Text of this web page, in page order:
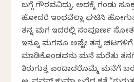
ಬಗ್ಗೆ ಗೌರವವಿದ್ದು, ಅದಕ್ಕೆ ಗಂಡು
ಹೋದರೆ ಇಂಥವೆಲ್ಲಾ ಘಟಿಸಿ
ತನ್ನ ಮಗ ಇದರಲ್ಲಿ ಸಂಪೂರ್ಣ
ಇನ್ನೂ ಮಗನೂ ಅಷ್ಟೇ ತನ್ನ
ಮಾಡಿಕೊಂಡವನು ಮನೆ ಮರೆತು
ತಿರುಗುತ್ತ ಎಂದಾದರೊಮ್ಮೆ ಮನೆಗೆ